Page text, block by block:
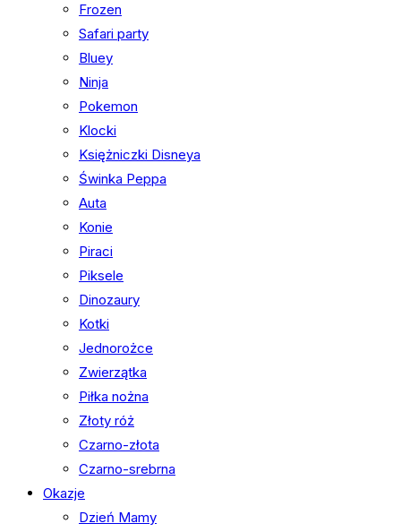
Frozen
Safari party
Bluey
Ninja
Pokemon
Klocki
Księżniczki Disneya
Świnka Peppa
Auta
Konie
Piraci
Piksele
Dinozaury
Kotki
Jednorożce
Zwierzątka
Piłka nożna
Złoty róż
Czarno-złota
Czarno-srebrna
Okazje
Dzień Mamy